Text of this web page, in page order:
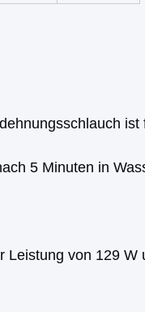
ist
5 Minuten in
Leistung von 129 W